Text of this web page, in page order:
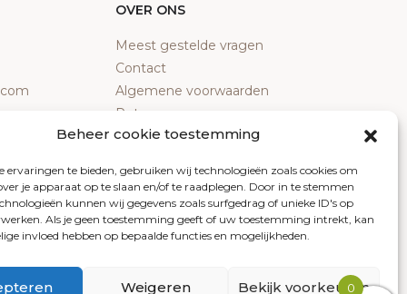
Beheer cookie toestemming
ervaringen te bieden, gebruiken wij technologieën zoals cookies om
je apparaat op te slaan en/of te raadplegen. Door in te stemmen
kunnen wij gegevens zoals surfgedrag of unieke ID's op
Als je geen toestemming geeft of uw toestemming intrekt, kan
invloed hebben op bepaalde functies en mogelijkheden.
Weigeren Bekijk voorkeuren
OVER ONS
Meest gestelde vragen
Contact
Algemene voorwaarden
Retourneren
Klachten
Cookiebeleid
0